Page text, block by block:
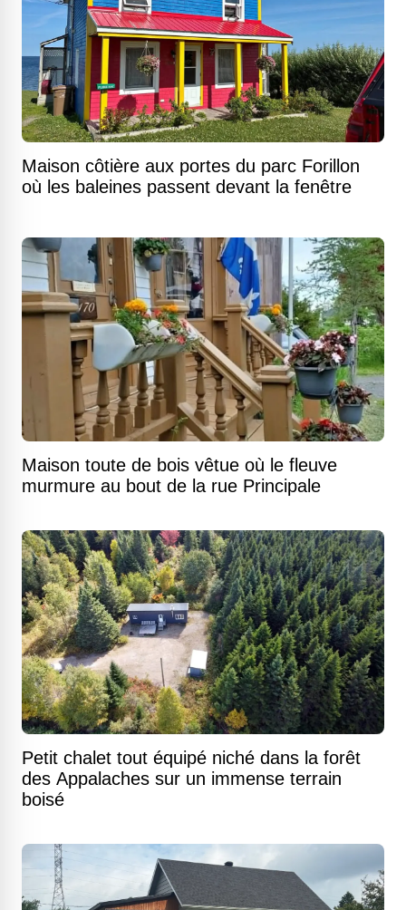
Maison côtière aux portes du parc Forillon
où les baleines passent devant la fenêtre
Maison toute de bois vêtue où le fleuve
murmure au bout de la rue Principale
Petit chalet tout équipé niché dans la forêt
des Appalaches sur un immense terrain
boisé